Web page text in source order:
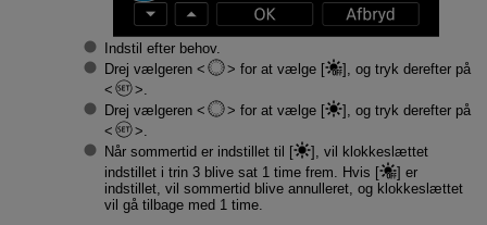
Indstil efter behov.
Drej vælgeren
for at vælge [
], og tryk derefter på
Drej vælgeren
for at vælge [
], og tryk derefter på
Når sommertid er indstillet til [
], vil klokkeslættet
indstillet i trin 3 blive sat 1 time frem. Hvis [
] er
indstillet, vil sommertid blive annulleret, og klokkeslættet
vil gå tilbage med 1 time.